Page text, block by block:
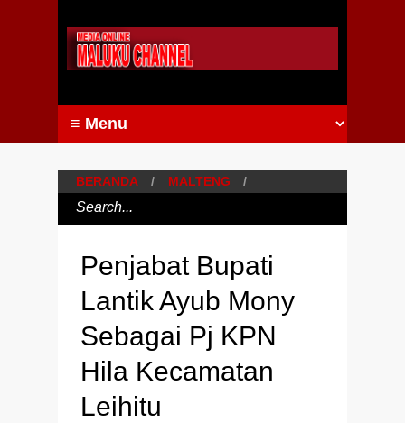
BERANDA / MALTENG /
Penjabat Bupati
Lantik Ayub Mony
Sebagai Pj KPN
Hila Kecamatan
Leihitu